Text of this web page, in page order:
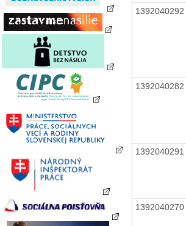
1392040292
1392040282
1392040291
1392040270